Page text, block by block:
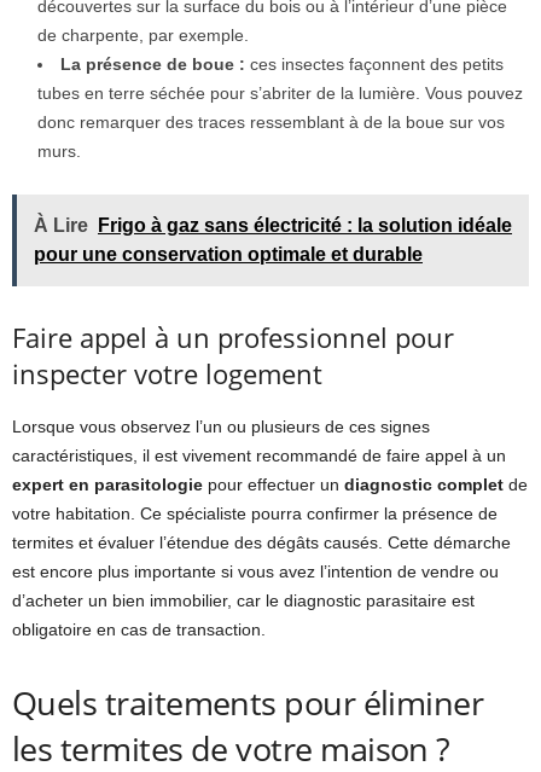
découvertes sur la surface du bois ou à l’intérieur d’une pièce
de charpente, par exemple.
La présence de boue : ces insectes façonnent des petits
tubes en terre séchée pour s’abriter de la lumière. Vous pouvez
donc remarquer des traces ressemblant à de la boue sur vos
murs.
À Lire
Frigo à gaz sans électricité : la solution idéale
pour une conservation optimale et durable
Faire appel à un professionnel pour
inspecter votre logement
Lorsque vous observez l’un ou plusieurs de ces signes
caractéristiques, il est vivement recommandé de faire appel à un
expert en parasitologie pour effectuer un diagnostic complet de
votre habitation. Ce spécialiste pourra confirmer la présence de
termites et évaluer l’étendue des dégâts causés. Cette démarche
est encore plus importante si vous avez l’intention de vendre ou
d’acheter un bien immobilier, car le diagnostic parasitaire est
obligatoire en cas de transaction.
Quels traitements pour éliminer
les termites de votre maison ?